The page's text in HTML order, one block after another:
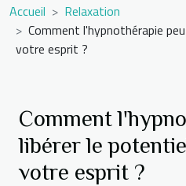
Accueil
Relaxation
Comment l'hypnothérapie
votre esprit ?
Comment
libérer le
votre esprit ?